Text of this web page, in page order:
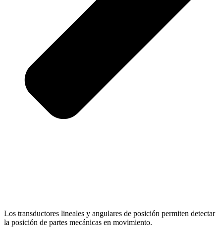
Los transductores lineales y angulares de posición permiten detectar
la posición de partes mecánicas en movimiento.